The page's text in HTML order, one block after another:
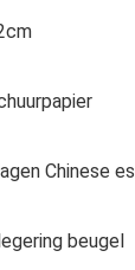
Chinese
beugel